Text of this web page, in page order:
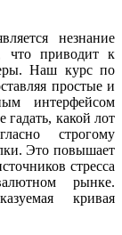
незнание
что приводит к
Наш курс по
простые и
интерфейсом
какой лот
строгому
Это повышает
стресса
рынке.
кривая